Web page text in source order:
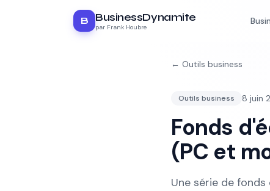
B BusinessDynamite
par Frank Houbre
← Outils business
Outils business 8 juin
Fonds
(PC et
Une série de